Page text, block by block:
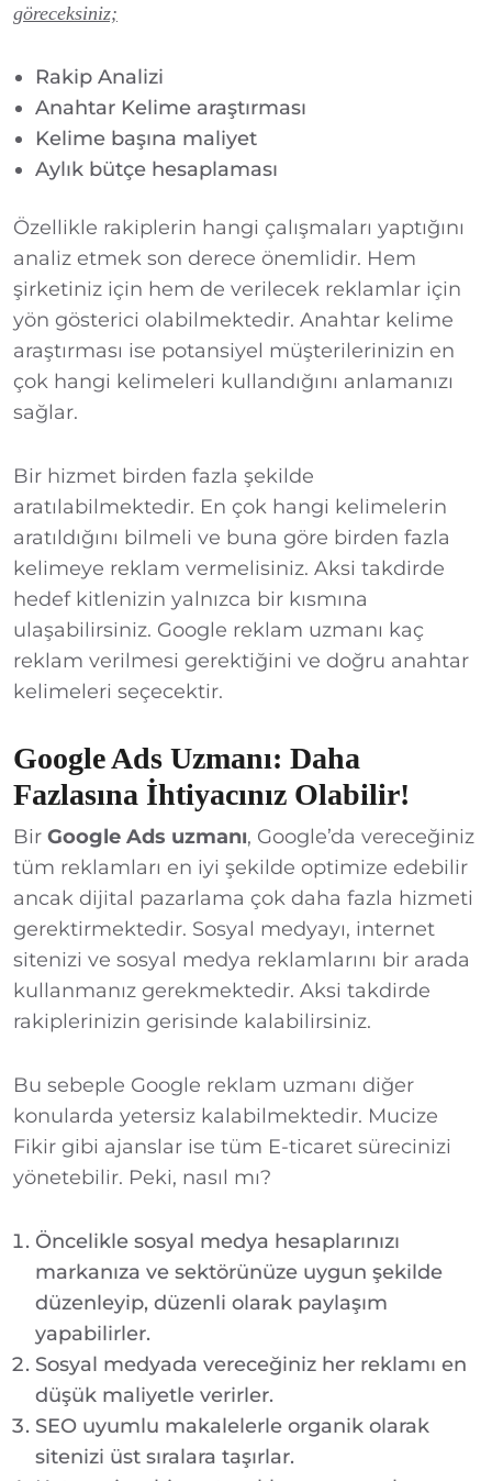
göreceksiniz;
Rakip Analizi
Anahtar Kelime araştırması
Kelime başına maliyet
Aylık bütçe hesaplaması
Özellikle rakiplerin hangi çalışmaları yaptığını
analiz etmek son derece önemlidir. Hem
şirketiniz için hem de verilecek reklamlar için
yön gösterici olabilmektedir. Anahtar kelime
araştırması ise potansiyel müşterilerinizin en
çok hangi kelimeleri kullandığını anlamanızı
sağlar.
Bir hizmet birden fazla şekilde
aratılabilmektedir. En çok hangi kelimelerin
aratıldığını bilmeli ve buna göre birden fazla
kelimeye reklam vermelisiniz. Aksi takdirde
hedef kitlenizin yalnızca bir kısmına
ulaşabilirsiniz. Google reklam uzmanı kaç
reklam verilmesi gerektiğini ve doğru anahtar
kelimeleri seçecektir.
Google Ads Uzmanı: Daha
Fazlasına İhtiyacınız Olabilir!
Bir Google Ads uzmanı, Google’da vereceğiniz
tüm reklamları en iyi şekilde optimize edebilir
ancak dijital pazarlama çok daha fazla hizmeti
gerektirmektedir. Sosyal medyayı, internet
sitenizi ve sosyal medya reklamlarını bir arada
kullanmanız gerekmektedir. Aksi takdirde
rakiplerinizin gerisinde kalabilirsiniz.
Bu sebeple Google reklam uzmanı diğer
konularda yetersiz kalabilmektedir. Mucize
Fikir gibi ajanslar ise tüm E-ticaret sürecinizi
yönetebilir. Peki, nasıl mı?
Öncelikle sosyal medya hesaplarınızı
markanıza ve sektörünüze uygun şekilde
düzenleyip, düzenli olarak paylaşım
yapabilirler.
Sosyal medyada vereceğiniz her reklamı en
düşük maliyetle verirler.
SEO uyumlu makalelerle organik olarak
sitenizi üst sıralara taşırlar.